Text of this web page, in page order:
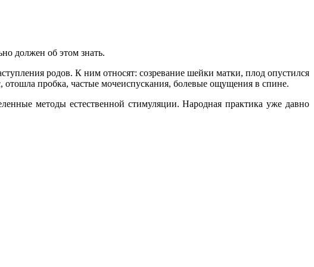
должен об этом знать.
родов. К ним относят: созревание шейки матки, плод опустился
отошла пробка, частые мочеиспускания, болевые ощущения в спине.
методы естественной стимуляции. Народная практика уже давно